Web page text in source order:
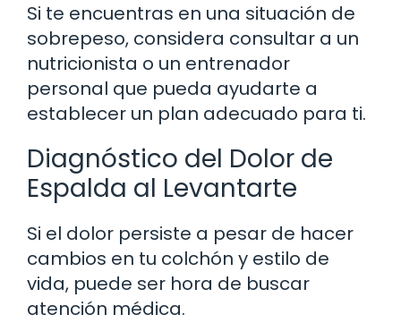
Si te encuentras en una situación de
sobrepeso, considera consultar a un
nutricionista o un entrenador
personal que pueda ayudarte a
establecer un plan adecuado para ti.
Diagnóstico del Dolor de
Espalda al Levantarte
Si el dolor persiste a pesar de hacer
cambios en tu colchón y estilo de
vida, puede ser hora de buscar
atención médica.